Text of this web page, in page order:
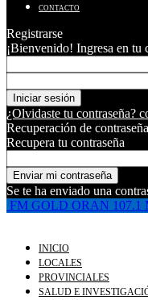
CONTACTO
Registrarse
¡Bienvenido! Ingresa en tu
¿Olvidaste tu contraseña?
Recuperación de contraseña
Recupera tu contraseña
Se te ha enviado una
FM GOLD ORAN 107.1
INICIO
LOCALES
PROVINCIALES
SALUD E